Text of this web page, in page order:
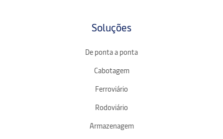
Soluções
De ponta a ponta
Cabotagem
Ferroviário
Rodoviário
Armazenagem